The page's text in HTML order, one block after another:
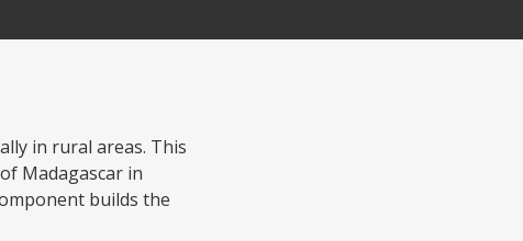
in rural areas. This
Madagascar in
builds the